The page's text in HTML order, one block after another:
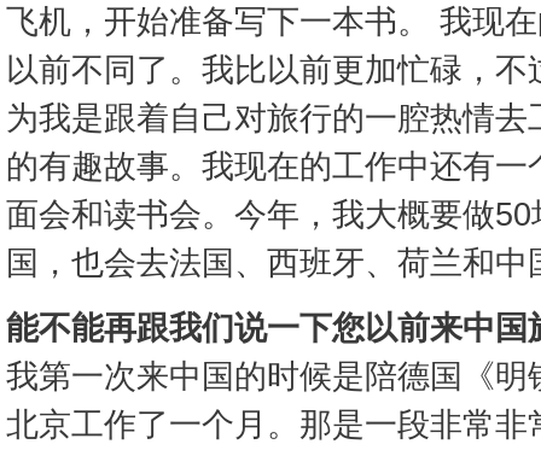
飞机，开始准备写下一本书。 我现
以前不同了。我比以前更加忙碌，
为我是跟着自己对旅行的一腔热情
的有趣故事。我现在的工作中还有
面会和读书会。今年，我大概要做
国，也会去法国、西班牙、荷兰和中
能不能再跟我们说一下您以前来中国
我第一次来中国的时候是陪德国《
北京工作了一个月。那是一段非常